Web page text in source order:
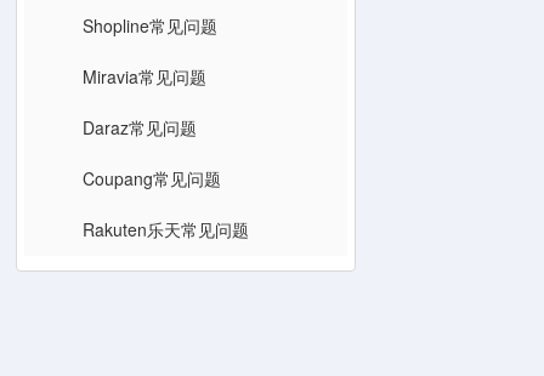
Shopline常见问题
Miravia常见问题
Daraz常见问题
Coupang常见问题
Rakuten乐天常见问题